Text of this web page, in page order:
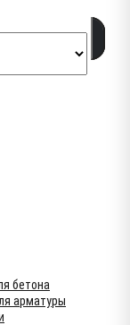
бетона
арматуры